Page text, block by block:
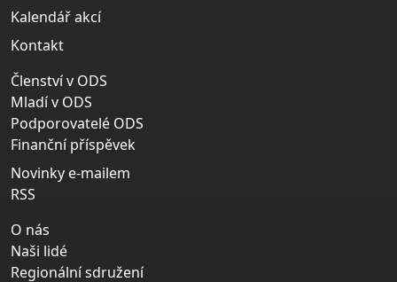
Kalendář akcí
Kontakt
Členství v ODS
Mladí v ODS
Podporovatelé ODS
Finanční příspěvek
Novinky e-mailem
RSS
O nás
Naši lidé
Regionální sdružení